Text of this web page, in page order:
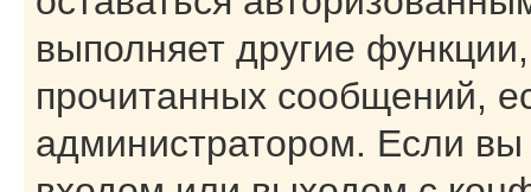
выполняет другие
прочитанных сообщений,
администратором. Если